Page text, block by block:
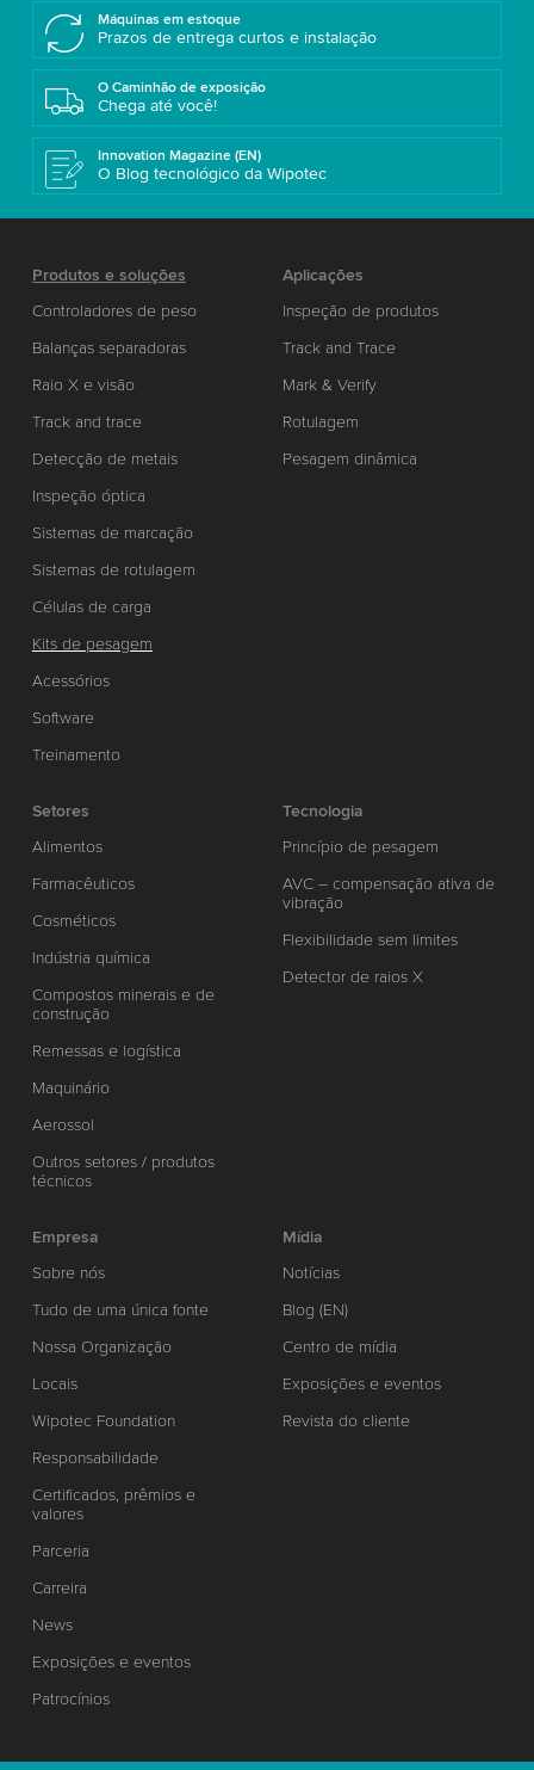
Máquinas em estoque
Prazos de entrega curtos e instalação
O Caminhão de exposição
Chega até você!
Innovation Magazine (EN)
O Blog tecnológico da Wipotec
Produtos e soluções
Controladores de peso
Balanças separadoras
Raio X e visão
Track and trace
Detecção de metais
Inspeção óptica
Sistemas de marcação
Sistemas de rotulagem
Células de carga
Kits de pesagem
Acessórios
Software
Treinamento
Aplicações
Inspeção de produtos
Track and Trace
Mark & Verify
Rotulagem
Pesagem dinâmica
Setores
Alimentos
Farmacêuticos
Cosméticos
Indústria química
Compostos minerais e de
construção
Remessas e logística
Maquinário
Aerossol
Outros setores / produtos
técnicos
Tecnologia
Princípio de pesagem
AVC – compensação ativa de
vibração
Flexibilidade sem limites
Detector de raios X
Empresa
Sobre nós
Tudo de uma única fonte
Nossa Organização
Locais
Wipotec Foundation
Responsabilidade
Certificados, prêmios e
valores
Parceria
Carreira
News
Exposições e eventos
Patrocínios
Mídia
Notícias
Blog (EN)
Centro de mídia
Exposições e eventos
Revista do cliente